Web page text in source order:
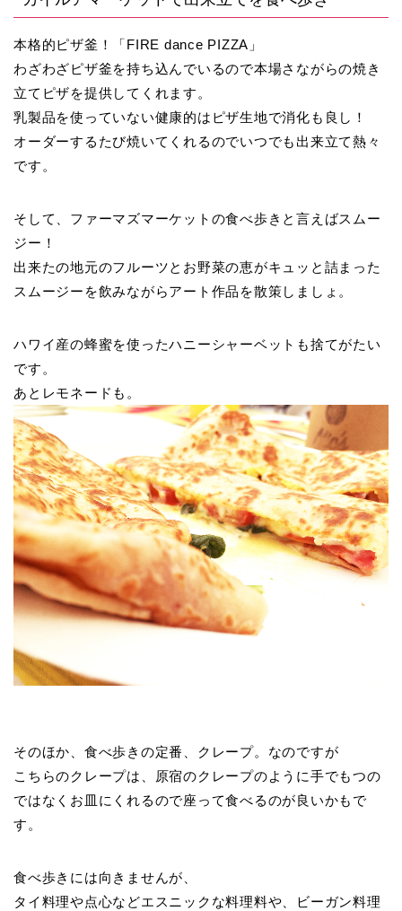
本格的ピザ釜！「FIRE dance PIZZA」
わざわざピザ釜を持ち込んでいるので本場さながらの焼き
立てピザを提供してくれます。
乳製品を使っていない健康的はピザ生地で消化も良し！
オーダーするたび焼いてくれるのでいつでも出来立て熱々
です。
そして、ファーマズマーケットの食べ歩きと言えばスムー
ジー！
出来たの地元のフルーツとお野菜の恵がキュッと詰まった
スムージーを飲みながらアート作品を散策しましょ。
ハワイ産の蜂蜜を使ったハニーシャーベットも捨てがたい
です。
あとレモネードも。
そのほか、食べ歩きの定番、クレープ。なのですが
こちらのクレープは、原宿のクレープのように手でもつの
ではなくお皿にくれるので座って食べるのが良いかもで
す。
食べ歩きには向きませんが、
タイ料理や点心などエスニックな料理料や、ビーガン料理